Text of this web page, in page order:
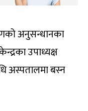
अनुसन्धानका
उपाध्यक्ष
अस्पतालमा बस्न